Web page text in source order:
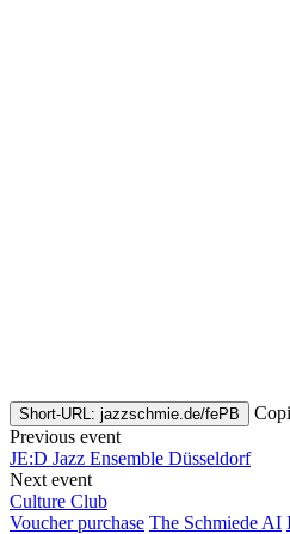
Short-URL: jazzschmie.de/fePB
Previous event
JE:D Jazz Ensemble Düsseldorf
Next event
Culture Club
Voucher purchase The Schmiede AI